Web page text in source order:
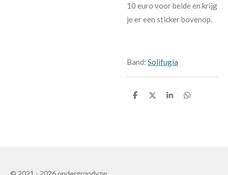
10 euro voor beide en krijg
je er een sticker bovenop.
Band: Solifugia
D
D
S
D